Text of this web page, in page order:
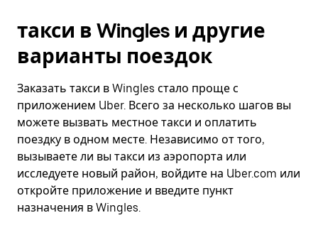
такси в Wingles и другие
варианты поездок
Заказать такси в Wingles стало проще с
приложением Uber. Всего за несколько шагов вы
можете вызвать местное такси и оплатить
поездку в одном месте. Независимо от того,
вызываете ли вы такси из аэропорта или
исследуете новый район, войдите на Uber.com или
откройте приложение и введите пункт
назначения в Wingles.